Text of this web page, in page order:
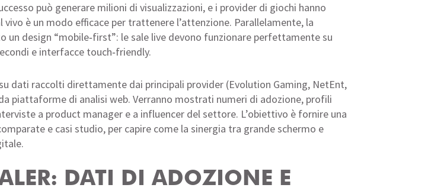
può generare milioni di visualizzazioni, e i provider di giochi hanno
è un modo efficace per trattenere l’attenzione. Parallelamente, la
design “mobile‑first”: le sale live devono funzionare perfettamente su
e interfacce touch‑friendly.
dati raccolti direttamente dai principali provider (Evolution Gaming, NetEnt,
piattaforme di analisi web. Verranno mostrati numeri di adozione, profili
a product manager e a influencer del settore. L’obiettivo è fornire una
e casi studio, per capire come la sinergia tra grande schermo e
DATI DI ADOZIONE E